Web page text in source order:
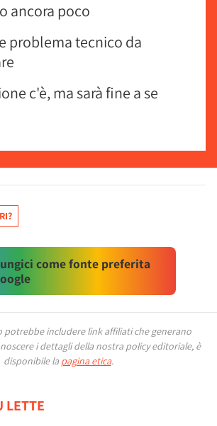
ancora poco
problema tecnico da
c'è, ma sarà fine a se
come fonte preferita
potrebbe includere link affiliati che generano
i dettagli della nostra policy editoriale, è
disponibile la pagina etica.
LETTE